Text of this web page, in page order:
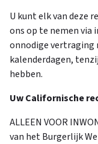
U kunt elk van deze
ons op te nemen via
onnodige vertraging
kalenderdagen,
hebben.
Uw Californische
ALLEEN VOOR
van het Burgerlijk